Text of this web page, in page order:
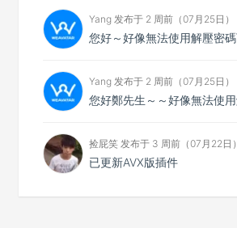
Yang 发布于 2 周前（07月25日）
Yang 发布于 2 周前（07月25日）
捡屁笑 发布于 3 周前（07月22日）
已更新AVX版插件